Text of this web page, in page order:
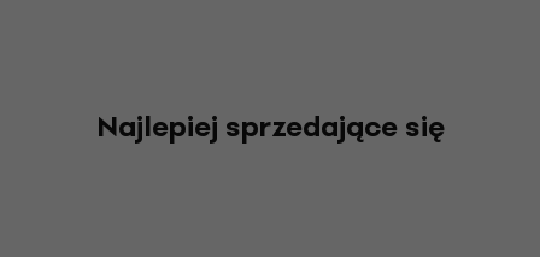
Najlepiej sprzedające się